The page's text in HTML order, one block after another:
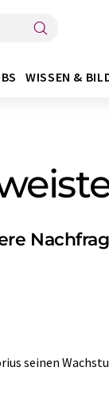
WISSEN &
seinen